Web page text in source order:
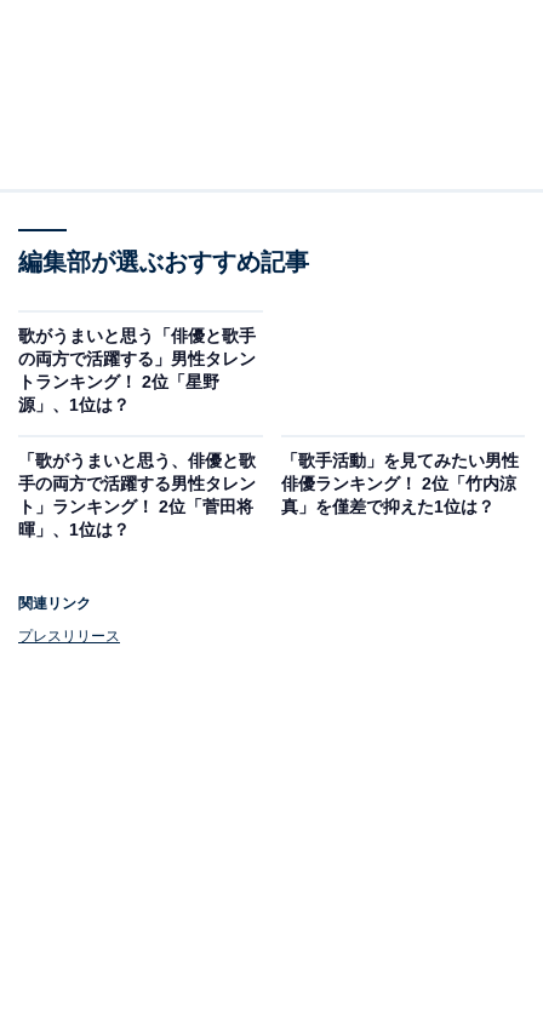
唯一無二の歌声。誰かに似ているということはほとんど
なく、その歌唱力で多くの人の心を揺さぶってきた」
宇多田ヒカルにしか出来ない歌い方がある」などの声が
ありました。
編集部が選ぶおすすめ記事
歌がうまいと思う「俳優と歌手
の両方で活躍する」男性タレン
トランキング！ 2位「星野
源」、1位は？
「歌がうまいと思う、俳優と歌
手の両方で活躍する男性タレン
ト」ランキング！ 2位「菅田将
暉」、1位は？
「歌手活動」を見てみたい男性
俳優ランキング！ 2位「竹内涼
真」を僅差で抑えた1位は？
関連リンク
プレスリリース